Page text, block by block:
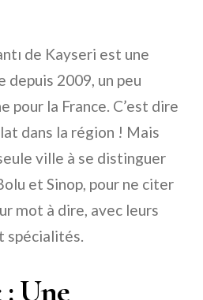
de Kayseri est une
2009, un peu
pour la France. C’est dire
dans la région ! Mais
ville à se distinguer
et Sinop, pour ne citer
mot à dire, avec leurs
spécialités.
Une